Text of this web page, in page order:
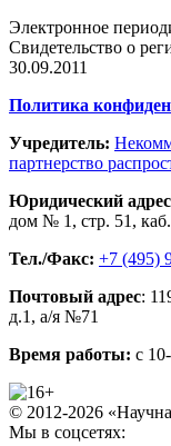
Электронное
Свидетельство о
30.09.2011
Политика
Учредитель:
партнерство
Юридический адрес
дом № 1, стр. 51 ,
Тел./Факс: +7 (495)
Почтовый адрес:
д.1 , а/я №71
Время работы: с
© 2012-2026
Мы в соцсетях: